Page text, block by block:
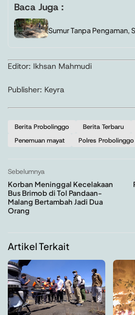
Baca Juga :
Sumur Tanpa Pengaman,
Editor: Ikhsan Mahmudi
Publisher: Keyra
Berita Probolinggo Berita Terbaru
Penemuan mayat
Polres Probolinggo
Sebelumnya
Korban Meninggal Kecelakaan
Bus Brimob di Tol Pandaan-
Malang Bertambah Jadi Dua
Orang
Artikel Terkait